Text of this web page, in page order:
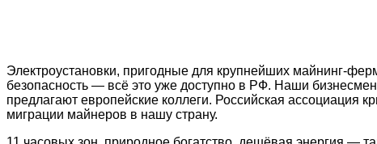
Электроустановки, пригодные для крупнейших майнинг-
безопасность — всё это уже доступно в РФ. Наши
предлагают европейские коллеги. Российская ассоциация
миграции майнеров в нашу страну.